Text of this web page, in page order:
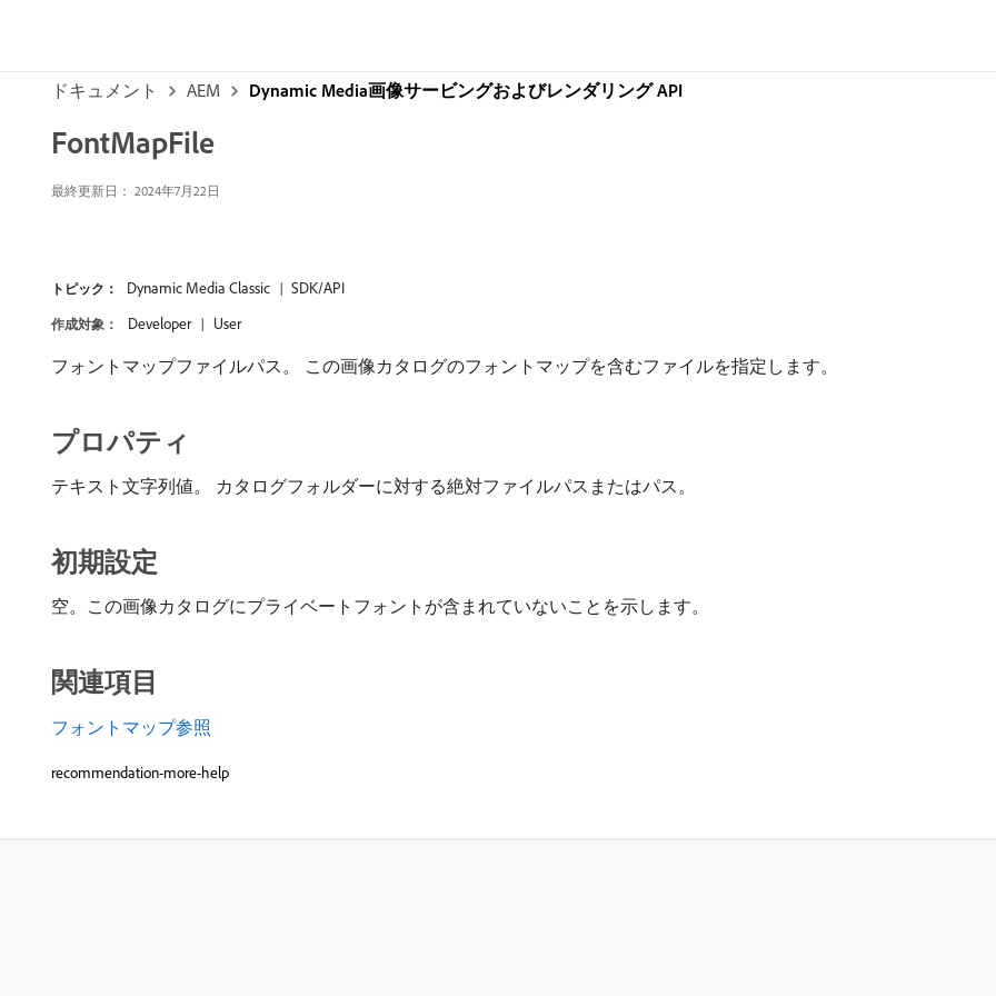
ドキュメント AEM Dynamic Media画像サービングおよびレンダリング API
FontMapFile
最終更新日： 2024年7月22日
トピック： Dynamic Media Classic SDK/API
作成対象： Developer User
フォントマップファイルパス。 この画像カタログのフォントマップを含むファイルを指定します。
プロパティ
テキスト文字列値。 カタログフォルダーに対する絶対ファイルパスまたはパス。
初期設定
空。この画像カタログにプライベートフォントが含まれていないことを示します。
関連項目
フォントマップ参照
recommendation-more-help